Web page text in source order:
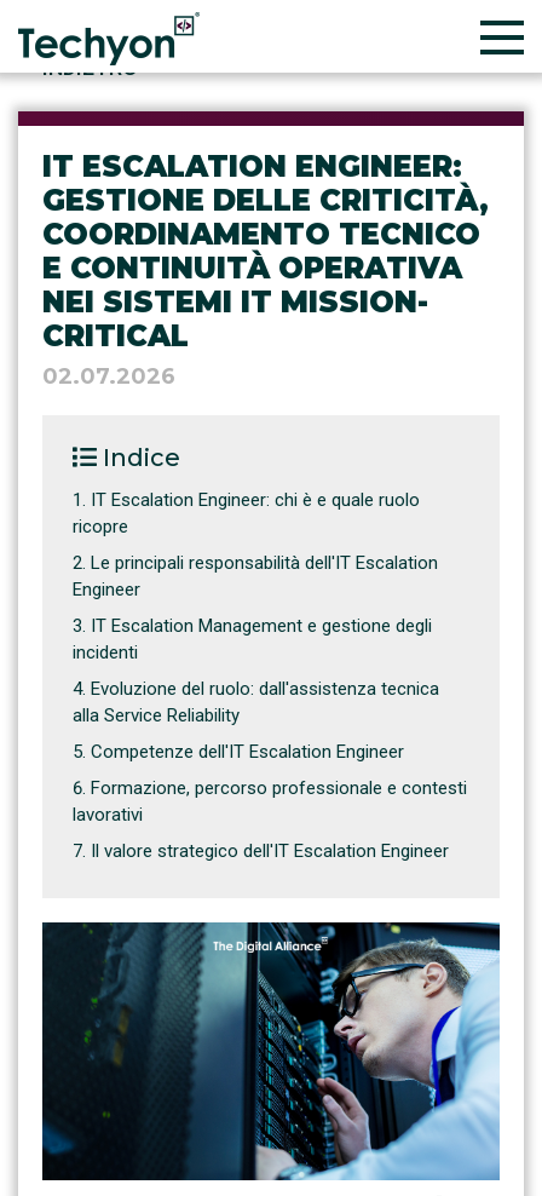
INDIETRO
IT ESCALATION ENGINEER:
GESTIONE DELLE CRITICITÀ,
COORDINAMENTO TECNICO
E CONTINUITÀ OPERATIVA
NEI SISTEMI IT MISSION-
CRITICAL
02.07.2026
Indice
IT Escalation Engineer: chi è e quale ruolo
ricopre
Le principali responsabilità dell'IT Escalation
Engineer
IT Escalation Management e gestione degli
incidenti
Evoluzione del ruolo: dall'assistenza tecnica
alla Service Reliability
Competenze dell'IT Escalation Engineer
Formazione, percorso professionale e contesti
lavorativi
Il valore strategico dell'IT Escalation Engineer